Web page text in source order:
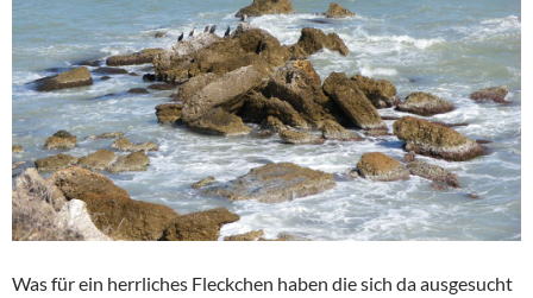
Was für ein herrliches Fleckchen haben die sich da ausgesucht